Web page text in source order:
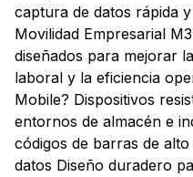
captura de datos rápida
Movilidad Empresarial
diseñados para mejorar
laboral y la eficiencia
Mobile? Dispositivos
entornos de almacén e
códigos de barras de
datos Diseño duradero